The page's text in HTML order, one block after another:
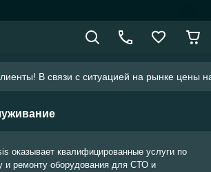
В связи с ситуацией на рынке цены
квалифицированные услуги по
и ремонту оборудования для СТО и